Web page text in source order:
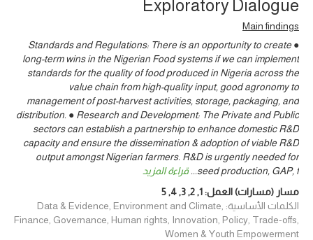
Exploratory Dialogue
Main findings
● Standards and Regulations: There is an opportunity to create
long-term wins in the Nigerian Food systems if we can implement
standards for the quality of food produced in Nigeria across the
value chain from high-quality input, good agronomy to
management of post-harvest activities, storage, packaging, and
distribution. ● Research and Development: The Private and Public
sectors can establish a partnership to enhance domestic R&D
capacity and ensure the dissemination & adoption of viable R&D
output amongst Nigerian farmers. R&D is urgently needed for
seed production, GAP, f
... قراءة المزيد
مسار (مسارات) العمل:1
,
2
,
3
,
4
,
5
الكلمات الأساسية: Data & Evidence, Environment and Climate,
Finance, Governance, Human rights, Innovation, Policy, Trade-offs,
Women & Youth Empowerment